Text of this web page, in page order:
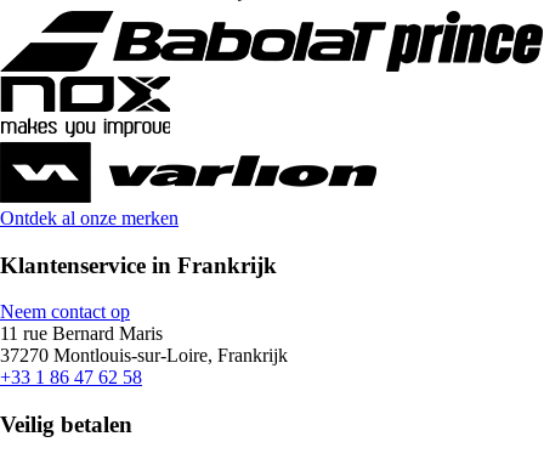
Ontdek al onze merken
Klantenservice in Frankrijk
Neem contact op
11 rue Bernard Maris
37270 Montlouis-sur-Loire, Frankrijk
+33 1 86 47 62 58
Veilig betalen